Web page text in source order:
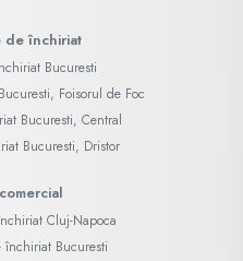
de închiriat
Bucuresti
Foisorul de Foc
Bucuresti, Central
Bucuresti, Dristor
Cluj-Napoca
Bucuresti